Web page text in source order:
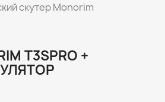
скутер Monorim
T3SPRO +